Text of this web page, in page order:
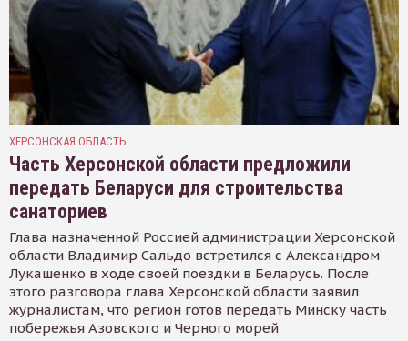
ХЕРСОНСКАЯ ОБЛАСТЬ
Часть Херсонской области предложили
передать Беларуси для строительства
санаториев
Глава назначенной Россией администрации Херсонской
области Владимир Сальдо встретился с Александром
Лукашенко в ходе своей поездки в Беларусь. После
этого разговора глава Херсонской области заявил
журналистам, что регион готов передать Минску часть
побережья Азовского и Черного морей